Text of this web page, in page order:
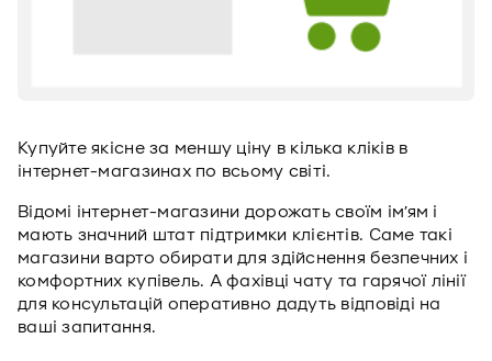
Купуйте якісне за меншу ціну в кілька кліків в
інтернет-магазинах по всьому світі.
Відомі інтернет-магазини дорожать своїм ім’ям і
мають значний штат підтримки клієнтів. Саме такі
магазини варто обирати для здійснення безпечних і
комфортних купівель. А фахівці чату та гарячої лінії
для консультацій оперативно дадуть відповіді на
ваші запитання.